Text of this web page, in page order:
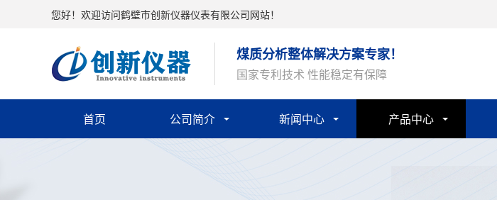
您好！欢迎访问鹤壁市创新仪器仪表有限公司网站！
煤质分析整体解决方案专家！
国家专利技术 性能稳定有保障
首页 公司简介 新闻中心 产品中心